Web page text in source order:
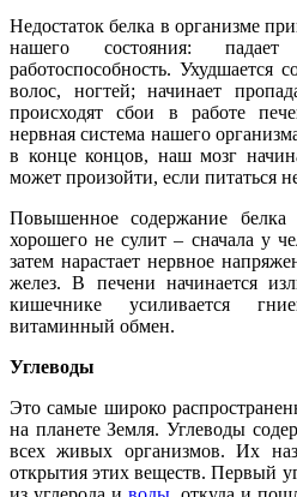
Недостаток белка в организме
нашего состояния: падает
работоспособность. Ухудшается
волос, ногтей; начинает
происходят сбои в работе
нервная система нашего
в конце концов, наш мозг
может произойти, если питаться
Повышенное содержание
хорошего не сулит – сначала у
затем нарастает нервное
желез. В печени начинается
кишечнике усиливается
витаминный обмен.
Углеводы
Это самые широко
на планете Земля. Углеводы
всех живых организмов. Их
открытия этих веществ. Первый